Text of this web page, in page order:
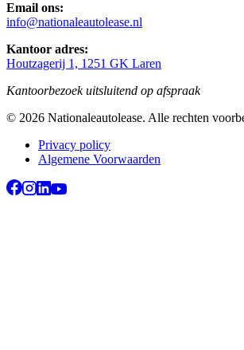
Email ons:
info@nationaleautolease.nl
Kantoor adres:
Houtzagerij 1, 1251 GK Laren
Kantoorbezoek uitsluitend op afspraak
© 2026 Nationaleautolease. Alle rechten
Privacy policy
Algemene Voorwaarden